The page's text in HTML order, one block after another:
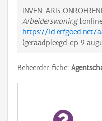
INVENTARIS
Arbeiderswoning
https://id.erfgoed.net/
(geraadpleegd op 9
Beheerder fiche: